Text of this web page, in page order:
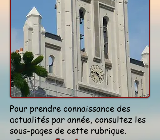
Pour prendre connaissance des
actualités par année,consultez les
sous-pages de cette rubrique.